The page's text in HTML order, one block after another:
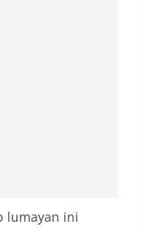
lumayan ini